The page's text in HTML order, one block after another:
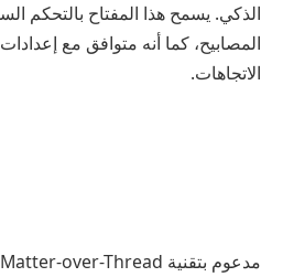
الذكي. يسمح هذا المفتاح بالتحكم
المصابيح، كما أنه متوافق مع
الاتجاهات.